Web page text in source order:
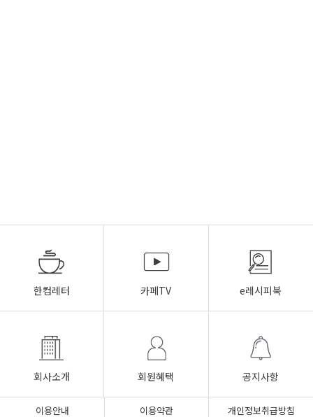
한컵레터 카페TV e레시피북
회사소개 회원혜택 공지사항
이용안내 이용약관
개인정보취급방침